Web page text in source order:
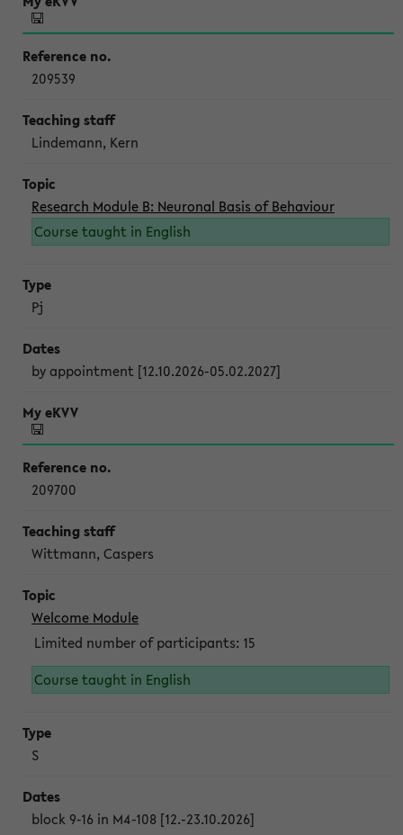
209539
Lindemann, Kern
Research Module B: Neuronal Basis of Behaviour
Course taught in English
Pj
by appointment [12.10.2026-05.02.2027]
209700
Wittmann, Caspers
Welcome Module
Limited number of participants: 15
Course taught in English
S
block 9-16 in M4-108 [12.-23.10.2026]